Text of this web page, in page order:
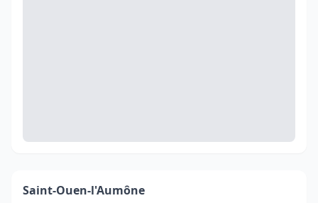
Saint-Ouen-l'Aumône